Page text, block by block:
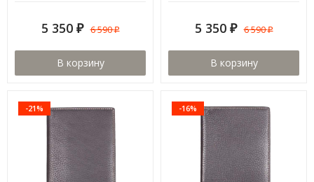
5 350 ₽ 6 590₽
В корзину
5 350 ₽ 6 590₽
В корзину
-21% -16%